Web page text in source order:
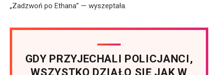
„Zadzwoń po Ethana” — wyszeptała.
GDY PRZYJECHALI POLICJANCI,
WSZYSTKO DZIAŁO SIĘ JAK W